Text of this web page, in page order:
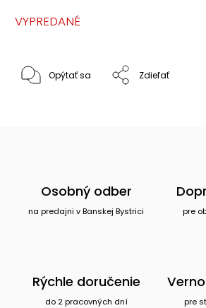
VYPREDANÉ
Opýtať sa Zdieľať
Osobný odber
na predajni v Banskej Bystrici pre
Rýchle doručenie
do 2 pracovných dní pre